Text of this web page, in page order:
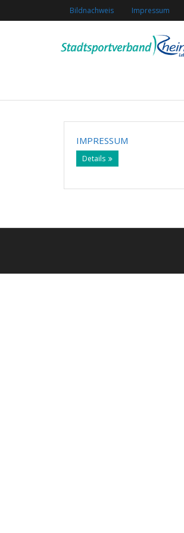
Bildnachweis Impressum
IMPRESSUM
Details